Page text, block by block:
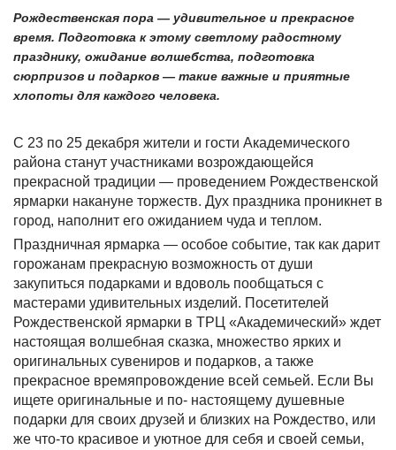
Рождественская пора — удивительное и прекрасное
время. Подготовка к этому светлому радостному
празднику, ожидание волшебства, подготовка
сюрпризов и подарков — такие важные и приятные
хлопоты для каждого человека.
С 23 по 25 декабря жители и гости Академического
района станут участниками возрождающейся
прекрасной традиции — проведением Рождественской
ярмарки накануне торжеств. Дух праздника проникнет в
город, наполнит его ожиданием чуда и теплом.
Праздничная ярмарка — особое событие, так как дарит
горожанам прекрасную возможность от души
закупиться подарками и вдоволь пообщаться с
мастерами удивительных изделий. Посетителей
Рождественской ярмарки в ТРЦ «Академический» ждет
настоящая волшебная сказка, множество ярких и
оригинальных сувениров и подарков, а также
прекрасное времяпровождение всей семьей. Если Вы
ищете оригинальные и по- настоящему душевные
подарки для своих друзей и близких на Рождество, или
же что-то красивое и уютное для себя и своей семьи,